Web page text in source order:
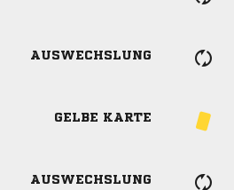
AUSWECHSLUNG
GELBE KARTE
AUSWECHSLUNG